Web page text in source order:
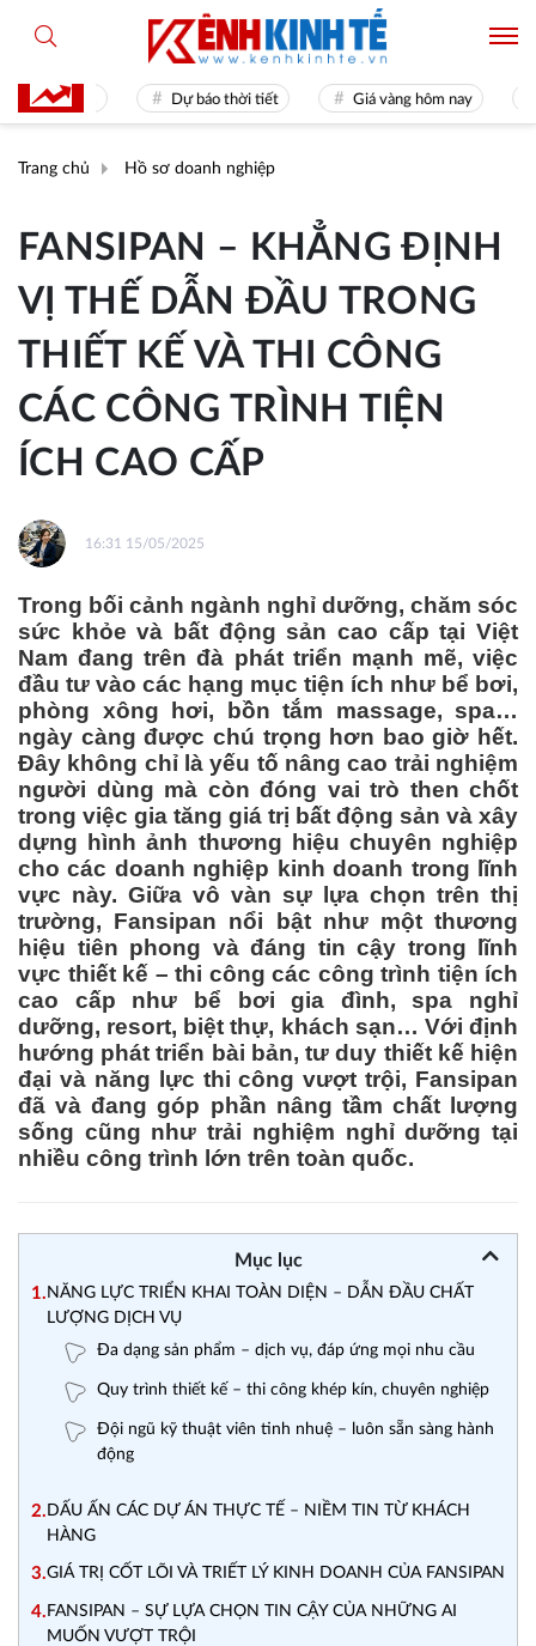
31 Dự báo thời tiết Giá vàng hôm nay
Trang chủ Hồ sơ doanh nghiệp
FANSIPAN – KHẲNG ĐỊNH
VỊ THẾ DẪN ĐẦU TRONG
THIẾT KẾ VÀ THI CÔNG
CÁC CÔNG TRÌNH TIỆN
ÍCH CAO CẤP
16:31 15/05/2025
Trong bối cảnh ngành nghỉ dưỡng, chăm sóc
sức khỏe và bất động sản cao cấp tại Việt
Nam đang trên đà phát triển mạnh mẽ, việc
đầu tư vào các hạng mục tiện ích như bể bơi,
phòng xông hơi, bồn tắm massage, spa…
ngày càng được chú trọng hơn bao giờ hết.
Đây không chỉ là yếu tố nâng cao trải nghiệm
người dùng mà còn đóng vai trò then chốt
trong việc gia tăng giá trị bất động sản và xây
dựng hình ảnh thương hiệu chuyên nghiệp
cho các doanh nghiệp kinh doanh trong lĩnh
vực này. Giữa vô vàn sự lựa chọn trên thị
trường, Fansipan nổi bật như một thương
hiệu tiên phong và đáng tin cậy trong lĩnh
vực thiết kế – thi công các công trình tiện ích
cao cấp như bể bơi gia đình, spa nghỉ
dưỡng, resort, biệt thự, khách sạn… Với định
hướng phát triển bài bản, tư duy thiết kế hiện
đại và năng lực thi công vượt trội, Fansipan
đã và đang góp phần nâng tầm chất lượng
sống cũng như trải nghiệm nghỉ dưỡng tại
nhiều công trình lớn trên toàn quốc.
Mục lục
1. NĂNG LỰC TRIỂN KHAI TOÀN DIỆN – DẪN ĐẦU CHẤT
LƯỢNG DỊCH VỤ
Đa dạng sản phẩm – dịch vụ, đáp ứng mọi nhu cầu
Quy trình thiết kế – thi công khép kín, chuyên nghiệp
Đội ngũ kỹ thuật viên tinh nhuệ – luôn sẵn sàng hành
động
2. DẤU ẤN CÁC DỰ ÁN THỰC TẾ – NIỀM TIN TỪ KHÁCH
HÀNG
3.GIÁ TRỊ CỐT LÕI VÀ TRIẾT LÝ KINH DOANH CỦA FANSIPAN
4. FANSIPAN – SỰ LỰA CHỌN TIN CẬY CỦA NHỮNG AI
MUỐN VƯỢT TRỘI